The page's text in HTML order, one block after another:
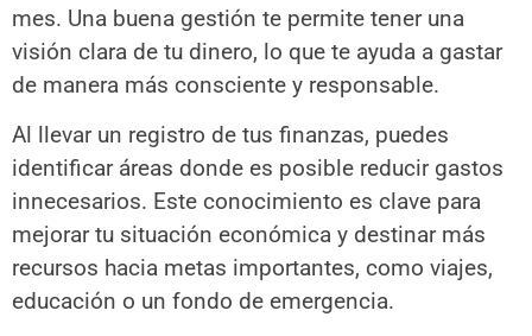
mes. Una buena gestión te permite tener una
visión clara de tu dinero, lo que te ayuda a gastar
de manera más consciente y responsable.
Al llevar un registro de tus finanzas, puedes
identificar áreas donde es posible reducir gastos
innecesarios. Este conocimiento es clave para
mejorar tu situación económica y destinar más
recursos hacia metas importantes, como viajes,
educación o un fondo de emergencia.